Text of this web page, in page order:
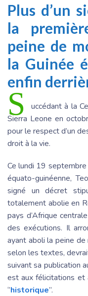
Plus d’un
la
peine de
la Guinée
enfin
S
uccédant à la
Sierra Leone en
pour le respect d’un
droit à la vie.
Ce lundi 19
équato-guinéenne,
signé un décret
totalement abolie en
pays d’Afrique
des exécutions. Il
ayant aboli la peine
selon les textes,
suivant sa publication
est aux félicitations et
‘’historique’’.